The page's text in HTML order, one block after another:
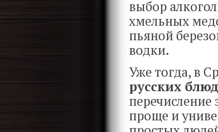
выбор
хмельных
пьяной
водки.
Уже тогда, в
русских
проще и